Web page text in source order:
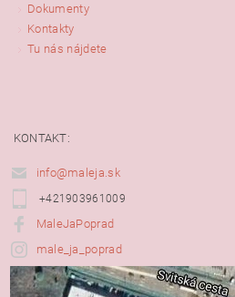
Dokumenty
Kontakty
Tu nás nájdete
KONTAKT:
info@maleja.sk
+421903961009
MaleJaPoprad
male_ja_poprad